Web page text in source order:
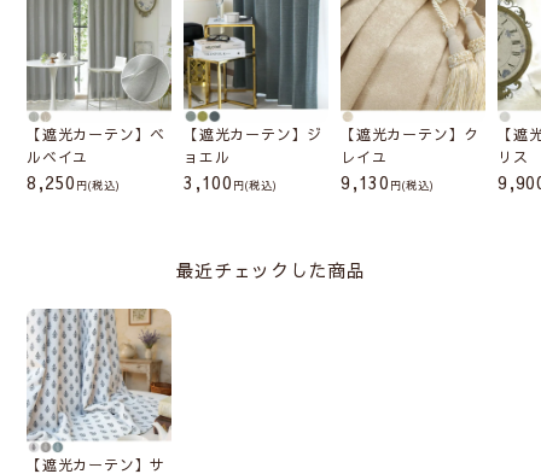
【遮光カーテン】ベ
ルベイユ
8,250 (税込)
【遮光カーテン】ジ
ョエル
3,100 (税込)
【遮光カーテン】ク
レイユ
9,130 (税込)
【遮
リス
最近チェックした商品
【遮光カーテン】サ